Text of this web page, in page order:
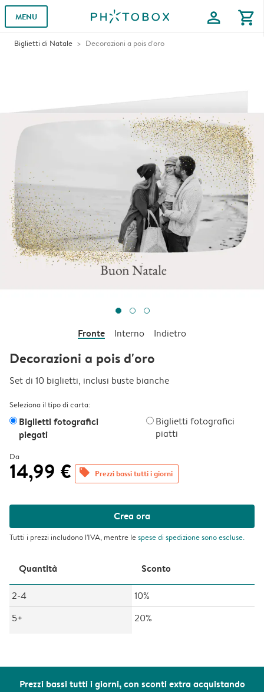
MENU profile shopping_cart
Biglietti di Natale Decorazioni a pois d'oro
Prezzi bassi tutti i giorni, con sconti extra acquistando
Fronte Interno Indietro
Decorazioni a pois d'oro
Set di 10 biglietti, inclusi buste bianche
Seleziona il tipo di carta:
Biglietti fotografici
piegati
Biglietti fotografici
piatti
Da
14,99 € offers Prezzi bassi tutti i giorni
Crea ora
Tutti i prezzi includono l'IVA, mentre lespese di spedizionesono escluse.
Quantità Sconto
2-4
10%
5+
20%